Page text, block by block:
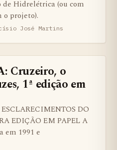
Hidrelétrica (ou com
o projeto).
José Martins
E IMATERIAIS
Cruzeiro, o
1ª edição em
DO
EDIÇÃO EM PAPEL A
em 1991 e